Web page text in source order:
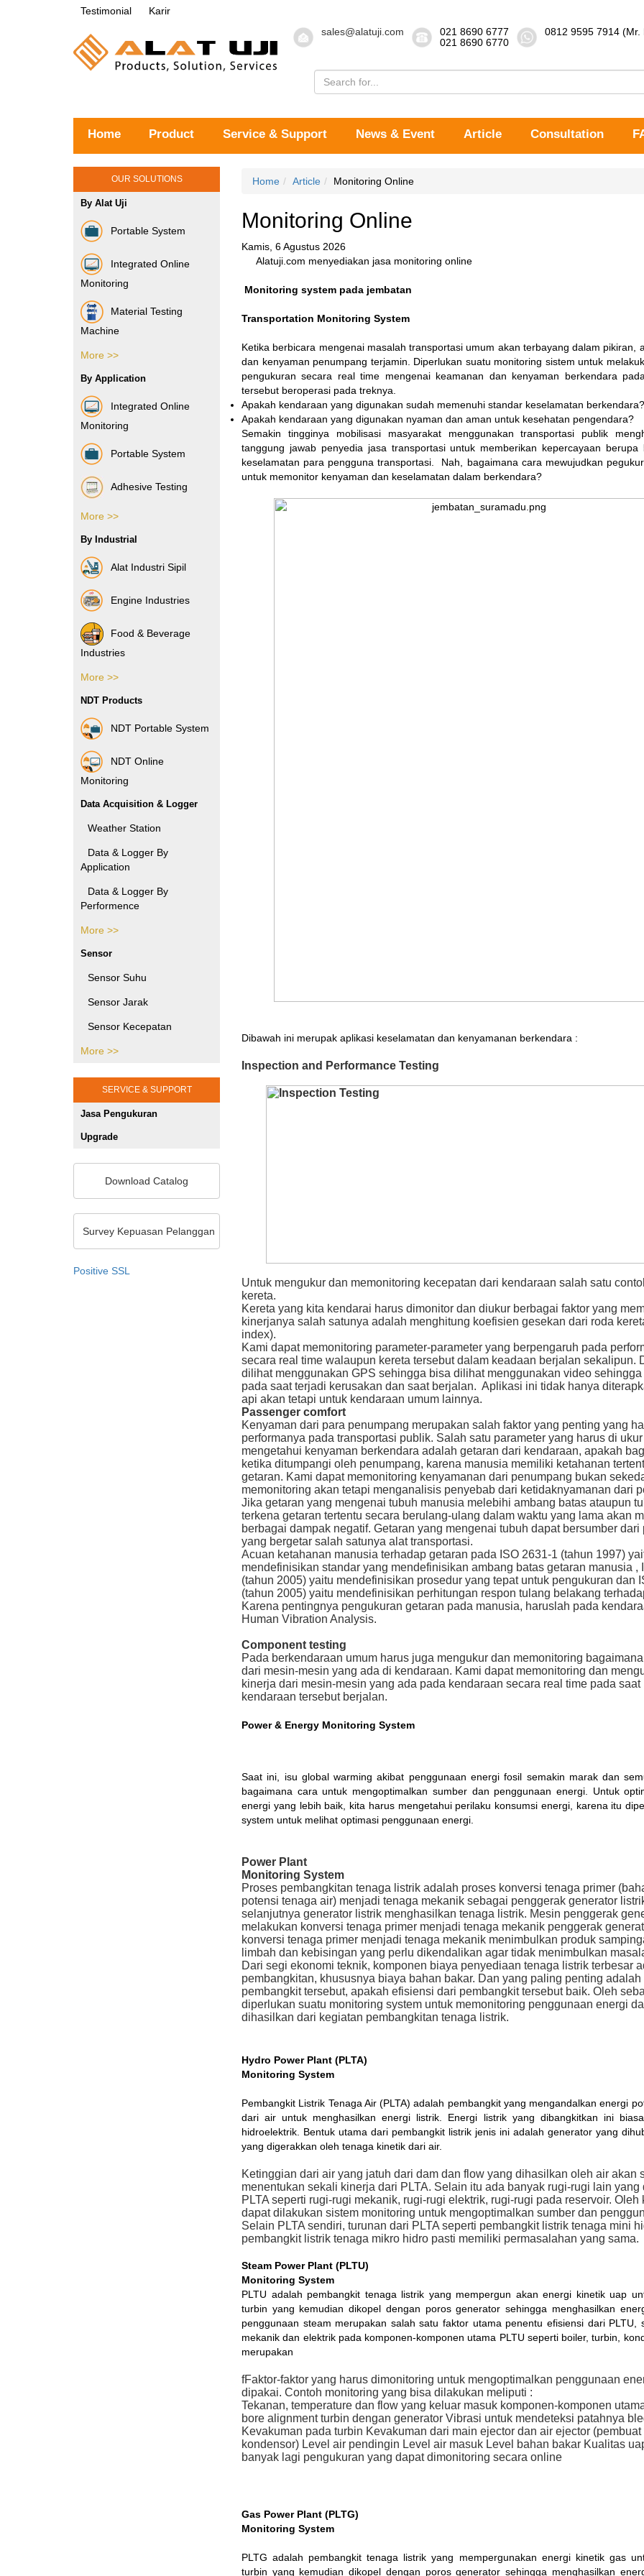
Testimonial
Karir
sales@alatuji.com
021 8690 6777
021 8690 6770
0812 9595 7914 (Mr.
Home Product Service & Support News & Event Article Consultation
OUR SOLUTIONS
By Alat Uji
Portable System
Integrated Online
Monitoring
Material Testing
Machine
Vibration Sensor
More >>
By Application
Integrated Online
Monitoring
Portable System
Adhesive Testing
Boxes & Cartons
More >>
By Industrial
Alat Industri Sipil
Engine Industries
Food & Beverage
Industries
Pharmacy Industries
Power Industries
Automotive Industries
Packaging Industries
Manufacture Industries
Rubber Industries
Printing Testing Equipment
SHMS dan Pengujian Sipil
Jasa Kalibrasi Alat dan
More >>
NDT Products
NDT Portable System
NDT Online
Monitoring
Data Acquisition & Logger
Weather Station
Data & Logger By
Application
Data & Logger By
Performence
Data & Logger By HOBO
More >>
Sensor
Sensor Suhu
Sensor Jarak
Sensor Kecepatan
Sensor Tekanan
Gaya Puntir
Sensor Warna
Pengukuran 2D/3D
Sensor Ketebalan
More >>
SERVICE & SUPPORT
Jasa Pengukuran
Upgrade
Download Catalog
Survey Kepuasan Pelanggan
Positive SSL
Home Article Monitoring Online
Monitoring Online
Kamis, 6 Agustus 2026
Alatuji.com menyediakan jasa monitoring online
Monitoring system pada jembatan
Transportation Monitoring System
Ketika berbicara mengenai masalah transportasi umum akan terbayang dalam pikiran,
dan kenyaman penumpang terjamin. Diperlukan suatu monitoring sistem untuk
pengukuran secara real time mengenai keamanan dan kenyaman berkendara
tersebut beroperasi pada treknya.
Apakah kendaraan yang digunakan sudah memenuhi standar keselamatan berkendara?
Apakah kendaraan yang digunakan nyaman dan aman untuk kesehatan pengendara?
Semakin tingginya mobilisasi masyarakat menggunakan transportasi publik
tanggung jawab penyedia jasa transportasi untuk memberikan kepercayaan berupa
keselamatan para pengguna transportasi. Nah, bagaimana cara mewujudkan
untuk memonitor kenyaman dan keselamatan dalam berkendara?
Dibawah ini merupak aplikasi keselamatan dan kenyamanan berkendara :
Inspection and Performance Testing
Untuk mengukur dan memonitoring kecepatan dari kendaraan salah satu
kereta.
Kereta yang kita kendarai harus dimonitor dan diukur berbagai faktor yang
kinerjanya salah satunya adalah menghitung koefisien gesekan dari roda
index).
Kami dapat memonitoring parameter-parameter yang berpengaruh pada
secara real time walaupun kereta tersebut dalam keadaan berjalan sekalipun.
dilihat menggunakan GPS sehingga bisa dilihat menggunakan video
pada saat terjadi kerusakan dan saat berjalan. Aplikasi ini tidak hanya
api akan tetapi untuk kendaraan umum lainnya.
Passenger comfort
Kenyaman dari para penumpang merupakan salah faktor yang penting yang
performanya pada transportasi publik. Salah satu parameter yang harus di
mengetahui kenyaman berkendara adalah getaran dari kendaraan, apakah
ketika ditumpangi oleh penumpang, karena manusia memiliki ketahanan
getaran. Kami dapat memonitoring kenyamanan dari penumpang bukan
memonitoring akan tetapi menganalisis penyebab dari ketidaknyamanan dari
Jika getaran yang mengenai tubuh manusia melebihi ambang batas ataupun
terkena getaran tertentu secara berulang-ulang dalam waktu yang lama akan
berbagai dampak negatif. Getaran yang mengenai tubuh dapat bersumber dari
yang bergetar salah satunya alat transportasi.
Acuan ketahanan manusia terhadap getaran pada ISO 2631-1 (tahun 1997)
mendefinisikan standar yang mendefinisikan ambang batas getaran manusia ,
(tahun 2005) yaitu mendefinisikan prosedur yang tepat untuk pengukuran dan
(tahun 2005) yaitu mendefinisikan perhitungan respon tulang belakang
Karena pentingnya pengukuran getaran pada manusia, haruslah pada
Human Vibration Analysis.
Component testing
Pada berkendaraan umum harus juga mengukur dan memonitoring
dari mesin-mesin yang ada di kendaraan. Kami dapat memonitoring dan
kinerja dari mesin-mesin yang ada pada kendaraan secara real time pada saat
kendaraan tersebut berjalan.
Power & Energy Monitoring System
Saat ini, isu global warming akibat penggunaan energi fosil semakin marak dan
bagaimana cara untuk mengoptimalkan sumber dan penggunaan energi. Untuk
energi yang lebih baik, kita harus mengetahui perilaku konsumsi energi, karena itu
system untuk melihat optimasi penggunaan energi.
Power Plant
Monitoring System
Proses pembangkitan tenaga listrik adalah proses konversi tenaga primer
potensi tenaga air) menjadi tenaga mekanik sebagai penggerak generator
selanjutnya generator listrik menghasilkan tenaga listrik. Mesin penggerak
melakukan konversi tenaga primer menjadi tenaga mekanik penggerak
konversi tenaga primer menjadi tenaga mekanik menimbulkan produk
limbah dan kebisingan yang perlu dikendalikan agar tidak menimbulkan
Dari segi ekonomi teknik, komponen biaya penyediaan tenaga listrik terbesar
pembangkitan, khususnya biaya bahan bakar. Dan yang paling penting
pembangkit tersebut, apakah efisiensi dari pembangkit tersebut baik. Oleh
diperlukan suatu monitoring system untuk memonitoring penggunaan energi
dihasilkan dari kegiatan pembangkitan tenaga listrik.
Hydro Power Plant (PLTA)
Monitoring System
Pembangkit Listrik Tenaga Air (PLTA) adalah pembangkit yang mengandalkan energi
dari air untuk menghasilkan energi listrik. Energi listrik yang dibangkitkan ini
hidroelektrik. Bentuk utama dari pembangkit listrik jenis ini adalah generator yang
yang digerakkan oleh tenaga kinetik dari air.
Ketinggian dari air yang jatuh dari dam dan flow yang dihasilkan oleh air akan
menentukan sekali kinerja dari PLTA. Selain itu ada banyak rugi-rugi lain yang
PLTA seperti rugi-rugi mekanik, rugi-rugi elektrik, rugi-rugi pada reservoir. Oleh
dapat dilakukan sistem monitoring untuk mengoptimalkan sumber dan
Selain PLTA sendiri, turunan dari PLTA seperti pembangkit listrik tenaga mini
pembangkit listrik tenaga mikro hidro pasti memiliki permasalahan yang sama.
Steam Power Plant (PLTU)
Monitoring System
PLTU adalah pembangkit tenaga listrik yang mempergun akan energi kinetik uap
turbin yang kemudian dikopel dengan poros generator sehingga menghasilkan
penggunaan steam merupakan salah satu faktor utama penentu efisiensi dari PLTU,
mekanik dan elektrik pada komponen-komponen utama PLTU seperti boiler, turbin,
merupakan
fFaktor-faktor yang harus dimonitoring untuk mengoptimalkan penggunaan
dipakai. Contoh monitoring yang bisa dilakukan meliputi :
Tekanan, temperature dan flow yang keluar masuk komponen-komponen
bore alignment turbin dengan generator Vibrasi untuk mendeteksi patahnya
Kevakuman pada turbin Kevakuman dari main ejector dan air ejector (pembuat
kondensor) Level air pendingin Level air masuk Level bahan bakar Kualitas
banyak lagi pengukuran yang dapat dimonitoring secara online
Gas Power Plant (PLTG)
Monitoring System
PLTG adalah pembangkit tenaga listrik yang mempergunakan energi kinetik gas
turbin yang kemudian dikopel dengan poros generator sehingga menghasilkan